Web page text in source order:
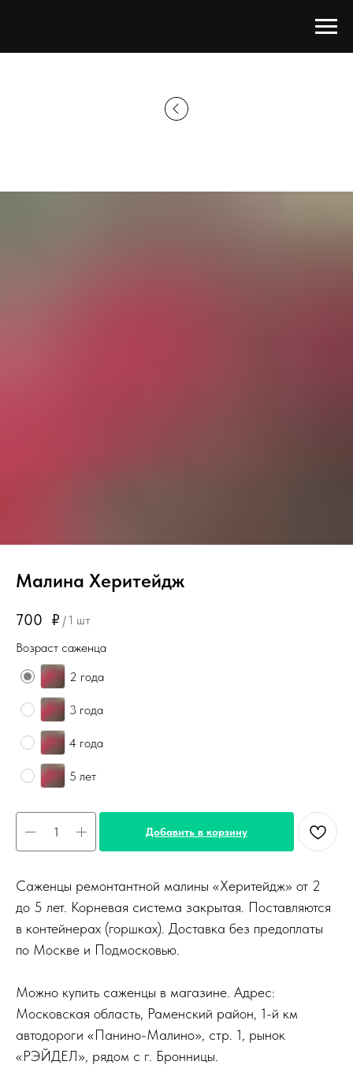
Малина Херитейдж
700 ₽ / 1 шт
Возраст саженца
2 года
3 года
4 года
5 лет
Добавить в корзину
Саженцы ремонтантной малины «Херитейдж» от 2
до 5 лет. Корневая система закрытая. Поставляются
в контейнерах (горшках). Доставка без предоплаты
по Москве и Подмосковью.
Можно купить саженцы в магазине. Адрес:
Московская область, Раменский район, 1-й км
автодороги «Панино-Малино», стр. 1, рынок
«РЭЙДЕЛ», рядом с г. Бронницы.